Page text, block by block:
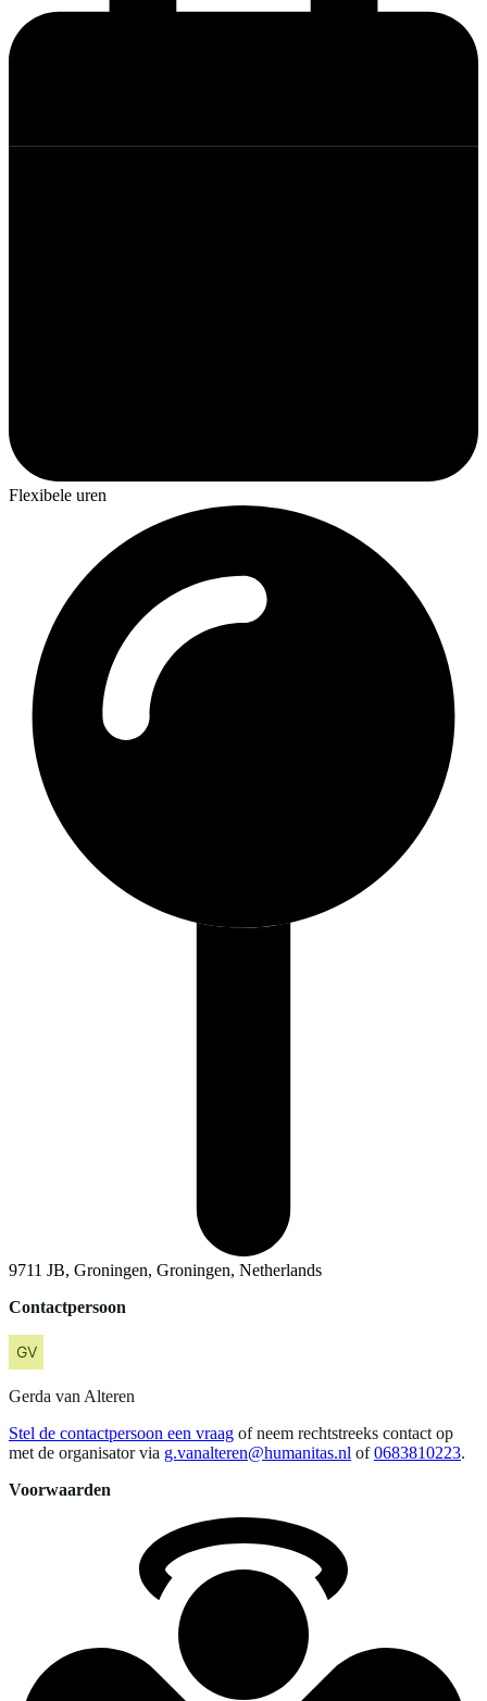
Flexibele uren
9711 JB, Groningen, Groningen, Netherlands
Contactpersoon
Gerda van Alteren
Stel de contactpersoon een vraag of neem rechtstreeks contact op
met de organisator via g.vanalteren@humanitas.nl of 0683810223.
Voorwaarden